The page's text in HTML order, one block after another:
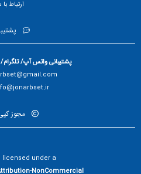
ارتباط با
پشتیبانی واتس آپ/ تلگرام/ ایتا :
مجوز
licensed under a